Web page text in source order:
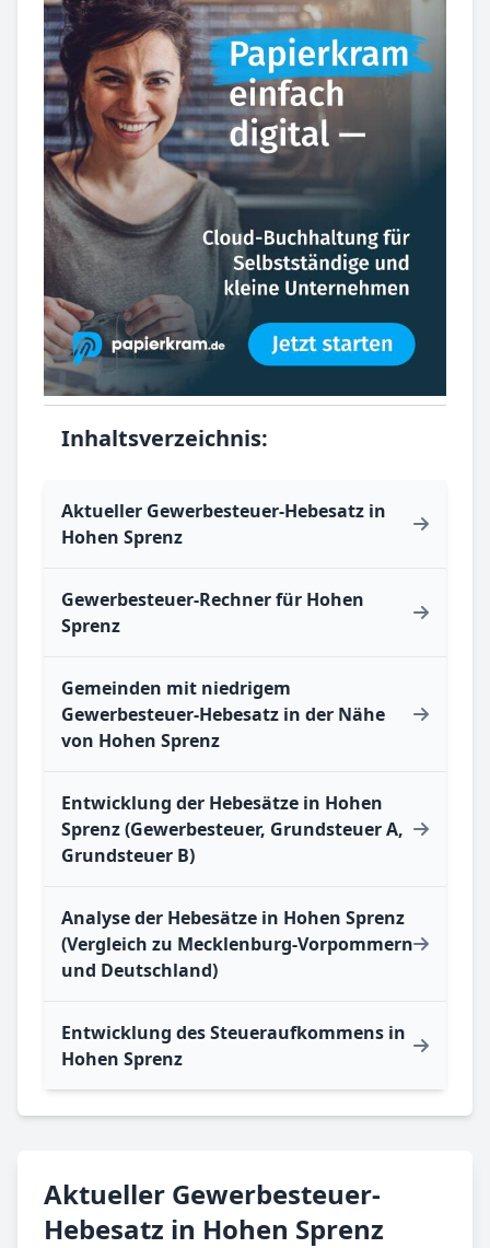
Inhaltsverzeichnis:
Aktueller Gewerbesteuer-Hebesatz in
Hohen Sprenz
Gewerbesteuer-Rechner für Hohen
Sprenz
Gemeinden mit niedrigem
Gewerbesteuer-Hebesatz in der Nähe
von Hohen Sprenz
Entwicklung der Hebesätze in Hohen
Sprenz (Gewerbesteuer, Grundsteuer A,
Grundsteuer B)
Analyse der Hebesätze in Hohen Sprenz
(Vergleich zu Mecklenburg-Vorpommern
und Deutschland)
Entwicklung des Steueraufkommens in
Hohen Sprenz
Aktueller Gewerbesteuer-
Hebesatz in Hohen Sprenz